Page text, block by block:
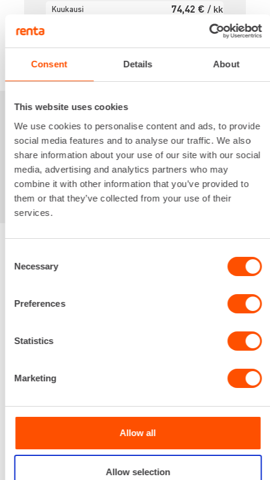
Consent Details About
This website uses cookies
We use cookies to personalise content and ads, to provide
social media features and to analyse our traffic. We also
share information about your use of our site with our social
media, advertising and analytics partners who may
combine it with other information that you’ve provided to
them or that they’ve collected from your use of their
services.
Selection
Necessary
Preferences
Statistics
Marketing
Allow all
Allow selection
Kuukausi 74,42 € / kk
Sinua saattaisi
kiinnostaa myös
Renta palvelee